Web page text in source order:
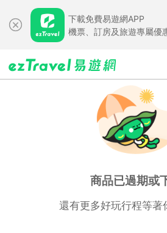
下載免費易遊網APP
機票、訂房及旅遊專屬優
商品已過期或
還有更多好玩行程等著